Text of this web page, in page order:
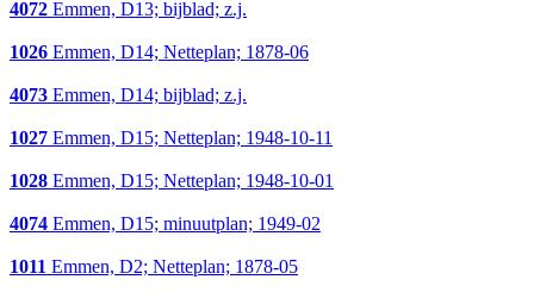
4072 Emmen, D13; bijblad; z.j.
1026 Emmen, D14; Netteplan; 1878-06
4073 Emmen, D14; bijblad; z.j.
1027 Emmen, D15; Netteplan; 1948-10-11
1028 Emmen, D15; Netteplan; 1948-10-01
4074 Emmen, D15; minuutplan; 1949-02
1011 Emmen, D2; Netteplan; 1878-05